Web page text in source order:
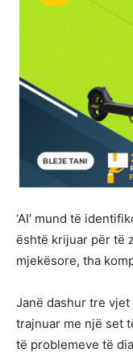
‘AI’ mund të
është krijuar për të
mjekësore, tha
Janë dashur tre
trajnuar me një set
të problemeve të